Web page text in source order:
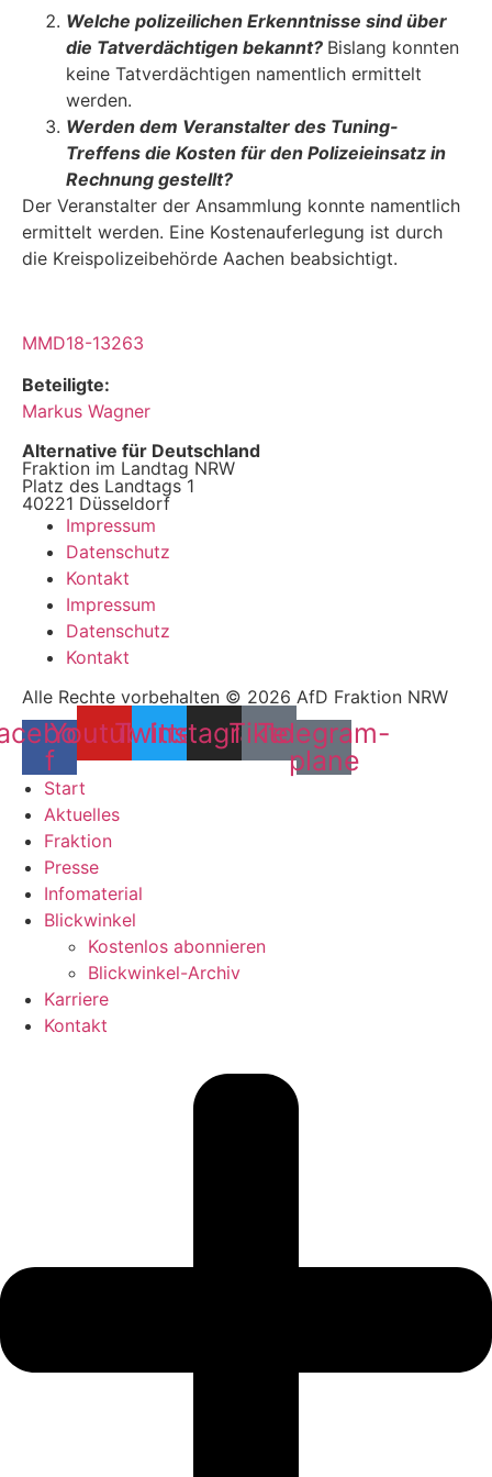
Welche polizeilichen Erkenntnisse sind über
die Tatverdächtigen bekannt? Bislang konnten
keine Tatverdächtigen namentlich ermittelt
werden.
Werden dem Veranstalter des Tuning-
Treffens die Kosten für den Polizeieinsatz in
Rechnung gestellt?
Der Veranstalter der Ansammlung konnte namentlich
ermittelt werden. Eine Kostenauferle­gung ist durch
die Kreispolizeibehörde Aachen beabsichtigt.
MMD18-13263
Beteiligte:
Markus Wagner
Alternative für Deutschland
Fraktion im Landtag NRW
Platz des Landtags 1
40221 Düsseldorf
Impressum
Datenschutz
Kontakt
Impressum
Datenschutz
Kontakt
Alle Rechte vorbehalten © 2026 AfD Fraktion NRW
f
YoutubeTwitter
Instagram
Tiktok
Telegram-
plane
Start
Aktuelles
Fraktion
Presse
Infomaterial
Blickwinkel
Kostenlos abonnieren
Blickwinkel-Archiv
Karriere
Kontakt